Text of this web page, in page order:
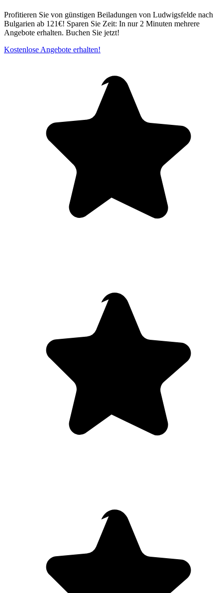
Profitieren Sie von günstigen Beiladungen von Ludwigsfelde nach
Bulgarien ab 121€! Sparen Sie Zeit: In nur 2 Minuten mehrere
Angebote erhalten. Buchen Sie jetzt!
Kostenlose Angebote erhalten!